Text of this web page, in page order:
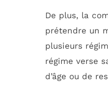
De plus, la
prétendre un
plusieurs
régime verse
d’âge ou de